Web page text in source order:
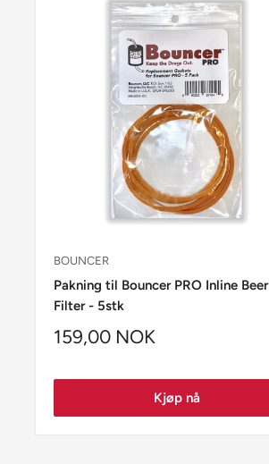
BOUNCER
Pakning til Bouncer PRO Inline Beer
Filter - 5stk
159,00 NOK
Kjøp nå